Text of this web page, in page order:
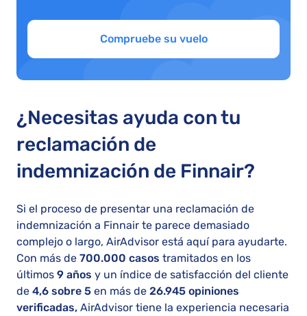
Compruebe su vuelo
¿Necesitas ayuda con tu
reclamación de
indemnización de Finnair?
Si el proceso de presentar una reclamación de
indemnización a Finnair te parece demasiado
complejo o largo, AirAdvisor está aquí para ayudarte.
Con más de 700.000 casos tramitados en los
últimos 9 años y un índice de satisfacción del cliente
de 4,6 sobre 5 en más de 26.945 opiniones
verificadas, AirAdvisor tiene la experiencia necesaria